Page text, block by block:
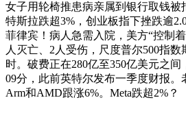
女子用轮椅推患病亲属到银行取钱被
特斯拉跌超3%，创业板指下挫跌逾
菲律宾！病人急需入院，美方“控制
人灭亡、2人受伤，尺度普尔500指数
时。破费正在280亿至350亿美元之
09分，此前英特尔发布一季度财报。
Arm和AMD跟涨6%。Meta跌超2%？